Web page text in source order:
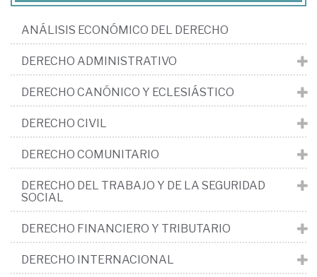
ANÁLISIS ECONÓMICO DEL DERECHO
DERECHO ADMINISTRATIVO
DERECHO CANÓNICO Y ECLESIÁSTICO
DERECHO CIVIL
DERECHO COMUNITARIO
DERECHO DEL TRABAJO Y DE LA SEGURIDAD
SOCIAL
DERECHO FINANCIERO Y TRIBUTARIO
DERECHO INTERNACIONAL